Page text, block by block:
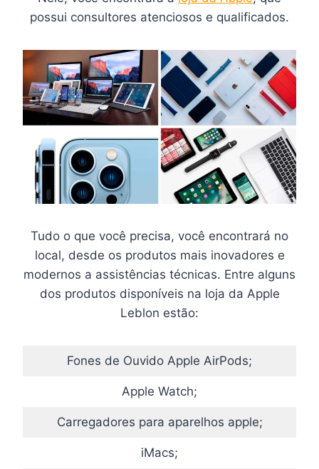
possui consultores atenciosos e qualificados.
Tudo o que você precisa, você encontrará no
local, desde os produtos mais inovadores e
modernos a assistências técnicas. Entre alguns
dos produtos disponíveis na loja da Apple
Leblon estão:
Fones de Ouvido Apple AirPods;
Apple Watch;
Carregadores para aparelhos apple;
iMacs;